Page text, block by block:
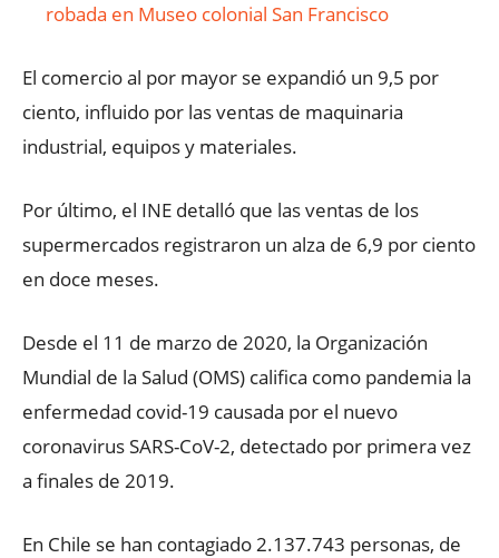
robada en Museo colonial San Francisco
El comercio al por mayor se expandió un 9,5 por
ciento, influido por las ventas de maquinaria
industrial, equipos y materiales.
Por último, el INE detalló que las ventas de los
supermercados registraron un alza de 6,9 por ciento
en doce meses.
Desde el 11 de marzo de 2020, la Organización
Mundial de la Salud (OMS) califica como pandemia la
enfermedad covid-19 causada por el nuevo
coronavirus SARS-CoV-2, detectado por primera vez
a finales de 2019.
En Chile se han contagiado 2.137.743 personas, de